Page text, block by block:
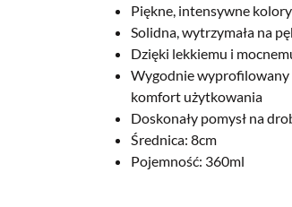
Piękne, intensywne kolory
Solidna, wytrzymała na
Dzięki lekkiemu i
Wygodnie wyprofilowany
komfort użytkowania
Doskonały pomysł na
Średnica: 8cm
Pojemność: 360ml